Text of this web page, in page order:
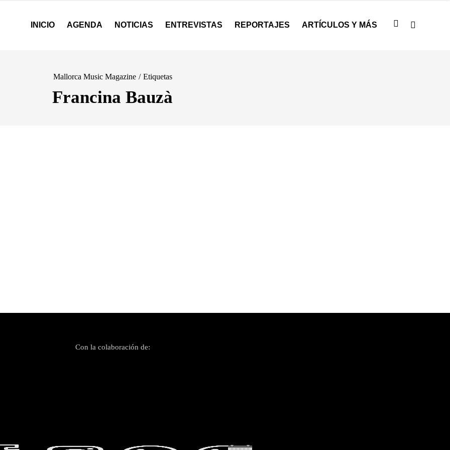
INICIO AGENDA NOTICIAS ENTREVISTAS REPORTAJES ARTÍCULOS Y MÁS
Mallorca Music Magazine / Etiquetas
Francina Bauzà
Con la colaboración de: